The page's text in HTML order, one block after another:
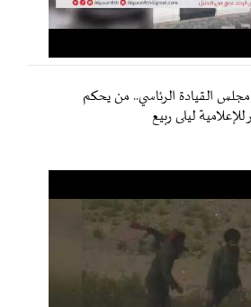
القيادة الرئاسي.. من يحكم
ليلى ربيع